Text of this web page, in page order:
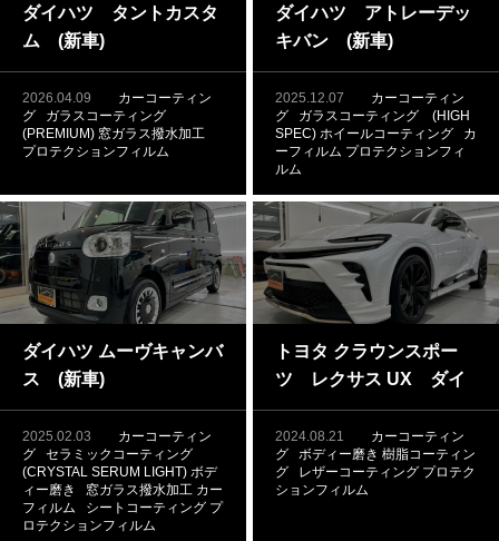
ダイハツ タントカスタ
ム (新車)
2026.04.09
カーコーティン
グ
ガラスコーティング
(PREMIUM) 窓ガラス撥水加工
プロテクションフィルム
ダイハツ アトレーデッ
キバン (新車)
2025.12.07
カーコーティン
グ
ガラスコーティング (HIGH
SPEC) ホイールコーティング
カ
ーフィルム プロテクションフィ
ルム
ダイハツ ムーヴキャンバ
ス (新車)
2025.02.03
カーコーティン
グ
セラミックコーティング
(CRYSTAL SERUM LIGHT) ボデ
ィー磨き
窓ガラス撥水加工 カー
フィルム
シートコーティング プ
ロテクションフィルム
トヨタ クラウンスポー
ツ レクサス UX ダイ
ハツ ソニカ ホンダ ヴ
ェゼル セラミックコー
ティング ガラスコーテ
ィング ボディー磨き
2024.08.21
カーコーティン
グ
ボディー磨き 樹脂コーティン
グ
レザーコーティング プロテク
ションフィルム